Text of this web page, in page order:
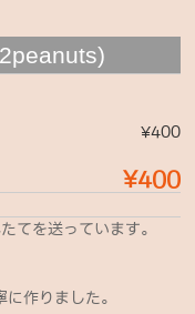
¥400
¥400
てを送っています。
作りました。